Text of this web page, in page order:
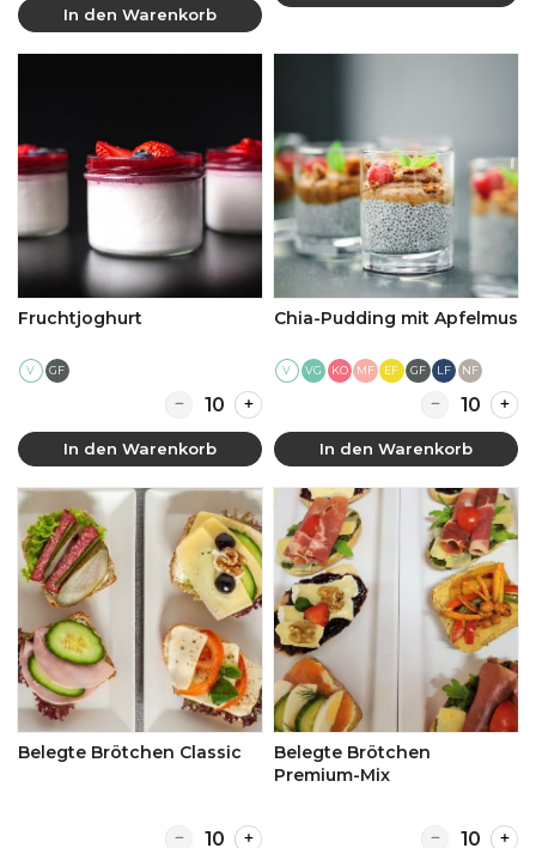
In den Warenkorb
Fruchtjoghurt
V GF
Quantity for Fruchtjoghurt
In den Warenkorb
Chia-Pudding mit Apfelmus
V VG KO MF EF GF LF NF
Quantity for
In den Warenkorb
Belegte Brötchen Classic
Quantity for Belegte Brötchen Classic
Belegte Brötchen
Premium-Mix
Quantity for